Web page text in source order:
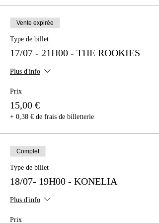
Vente expirée
Type de billet
17/07 - 21H00 - THE ROOKIES
Plus d'info
Prix
15,00 €
+ 0,38 € de frais de billetterie
Complet
Type de billet
18/07- 19H00 - KONELIA
Plus d'info
Prix